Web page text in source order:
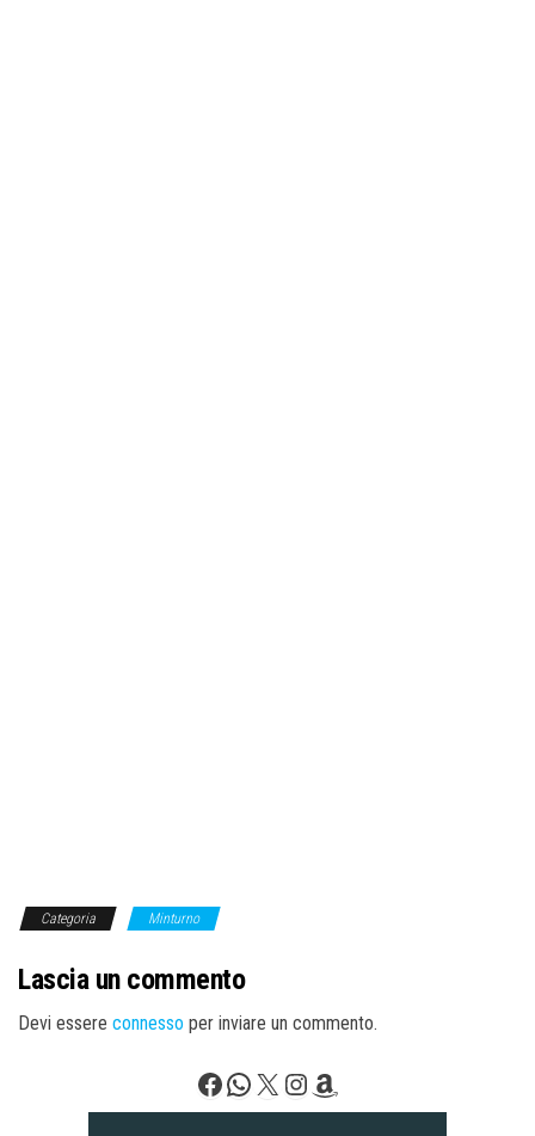
Categoria Minturno
Lascia un commento
Devi essere connesso per inviare un commento.
Facebook
WhatsApp
X Instagram
Amazon